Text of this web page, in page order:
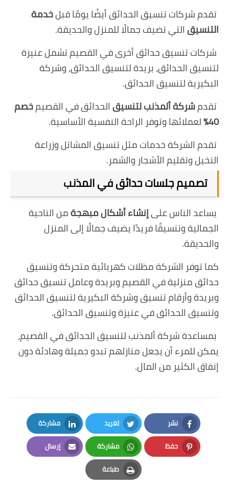
تقدم شركات تنسيق الحدائق أيضًا يومًا قبلخدمة
التنسيقالتي تضيف جمالًا للمنزل والحديقة.
شركات تنسيق حدائق أخرى في القصيم تشمل عنيزة
لتنسيق الحدائق، بريدة لتنسيق الحدائق، وشركة
البكيرية لتنسيق الحدائق.
تقدمشركة ألمذنب لتنسيقالحدائق في القصيمخصم
40٪ لعملائها وتوفر الراحة النفسية الأساسية.
تقدم الشركة خدمات مثل تنسيق المشاتل وزراعة
النخيل وتقليم الأشجار والشمر.
تصميم جلسات حدائق في المذنب
يساعد الناس علىإنشاء أشكال مبهجةمن الناحية
الجمالية وتنسيقًا فريدًا يضيف جمالًا إلى المنزل
والحديقة.
كما توفر الشركة مظلات كهربائية متحركة وتنسيق
حدائق منزلية في القصيم وبريدة وعامل تنسيق حدائق
وبريدة وأرقام تنسيق وشركة البكيرية لتنسيق الحدائق
وتنسيق الحدائق في عنيزة وتنسيق الحدائق.
بمساعدة شركة ألمذنب لتنسيق الحدائق في القصيم،
يمكن للمرء أن يجعل منازلهم تبدو جميلة وهادئة دون
إنفاق الكثير من المال.
نشر
Facebook
تغريد
Twitter
مشاركة
LinkedIn
حفظ
Pinterest
مشاركة
Whatsapp
إرسال
Email
طباعة
Print